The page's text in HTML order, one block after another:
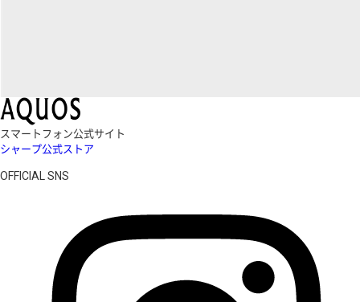
スマートフォン公式サイト
シャープ公式ストア
OFFICIAL SNS